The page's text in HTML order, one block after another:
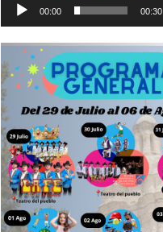
00:00 00:30